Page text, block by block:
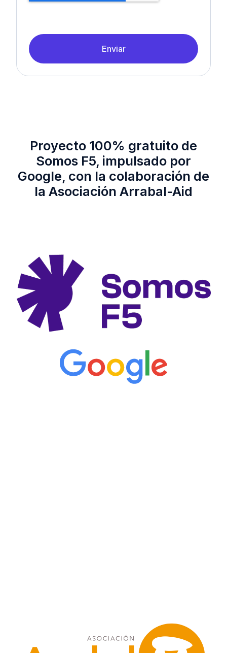
Enviar
Proyecto 100% gratuito de
Somos F5, impulsado por
Google, con la colaboración de
la Asociación Arrabal-Aid